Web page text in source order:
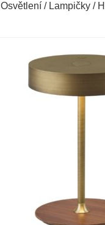
Osvětlení / Lampičky /